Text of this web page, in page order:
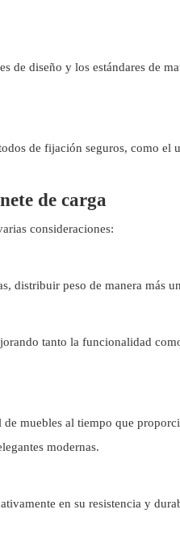
de diseño y los estándares de
de fijación seguros, como el
de carga
consideraciones:
distribuir peso de manera más
tanto la funcionalidad
muebles al tiempo que
modernas.
en su resistencia y